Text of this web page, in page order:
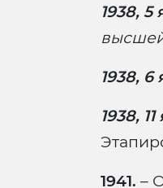
1938, 5
1938, 6
1938,
1941. –